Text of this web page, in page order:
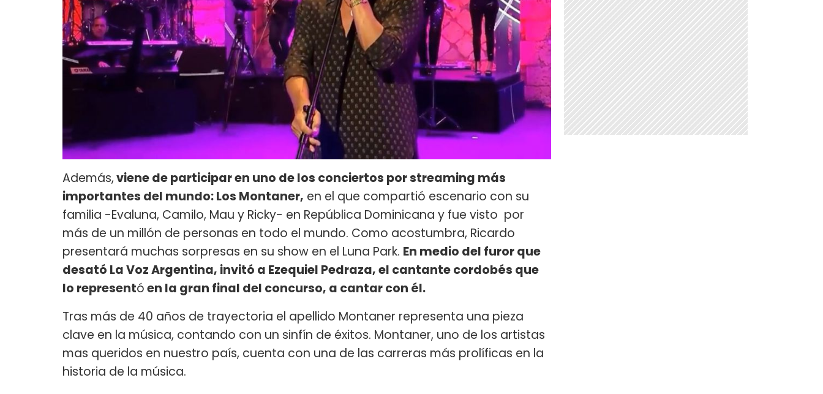
Además,viene de participar en uno de los conciertos por streaming más
importantes del mundo: Los Montaner, en el que compartió escenario con su
familia -Evaluna, Camilo, Mau y Ricky- en República Dominicana y fue visto por
más de un millón de personas en todo el mundo. Como acostumbra, Ricardo
presentará muchas sorpresas en su show en el Luna Park. En medio del furor que
desató La Voz Argentina, invitó a Ezequiel Pedraza, el cantante cordobés que
lo representóen la gran final del concurso, a cantar con él.
Tras más de 40 años de trayectoria el apellido Montaner representa una pieza
clave en la música, contando con un sinfín de éxitos. Montaner, uno de los artistas
mas queridos en nuestro país, cuenta con una de las carreras más prolíficas en la
historia de la música.